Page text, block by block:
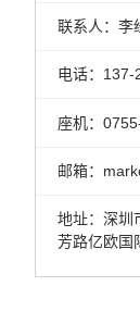
联系人：李
电话：137-
座机：
邮箱：
地址：深圳
芳路亿欧国